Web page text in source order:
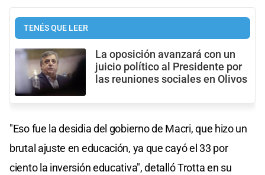
TENÉS QUE LEER
La oposición avanzará con un
juicio político al Presidente por
las reuniones sociales en Olivos
"Eso fue la desidia del gobierno de Macri, que hizo un
brutal ajuste en educación, ya que cayó el 33 por
ciento la inversión educativa", detalló Trotta en su